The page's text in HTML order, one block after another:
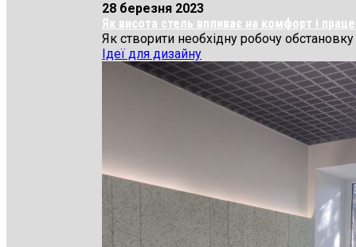
28 березня 2023
Як висота стель впливає на комфорт і
Як створити необхідну робочу
Ідеї для дизайну